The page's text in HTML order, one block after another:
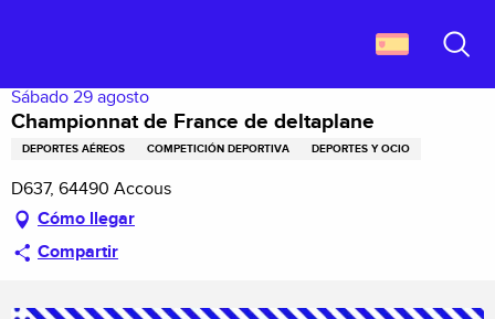
principal
Sábado 29 agosto
Championnat de France de deltaplane
DEPORTES AÉREOS COMPETICIÓN DEPORTIVA DEPORTES Y OCIO
D637, 64490 Accous
Cómo llegar
Compartir